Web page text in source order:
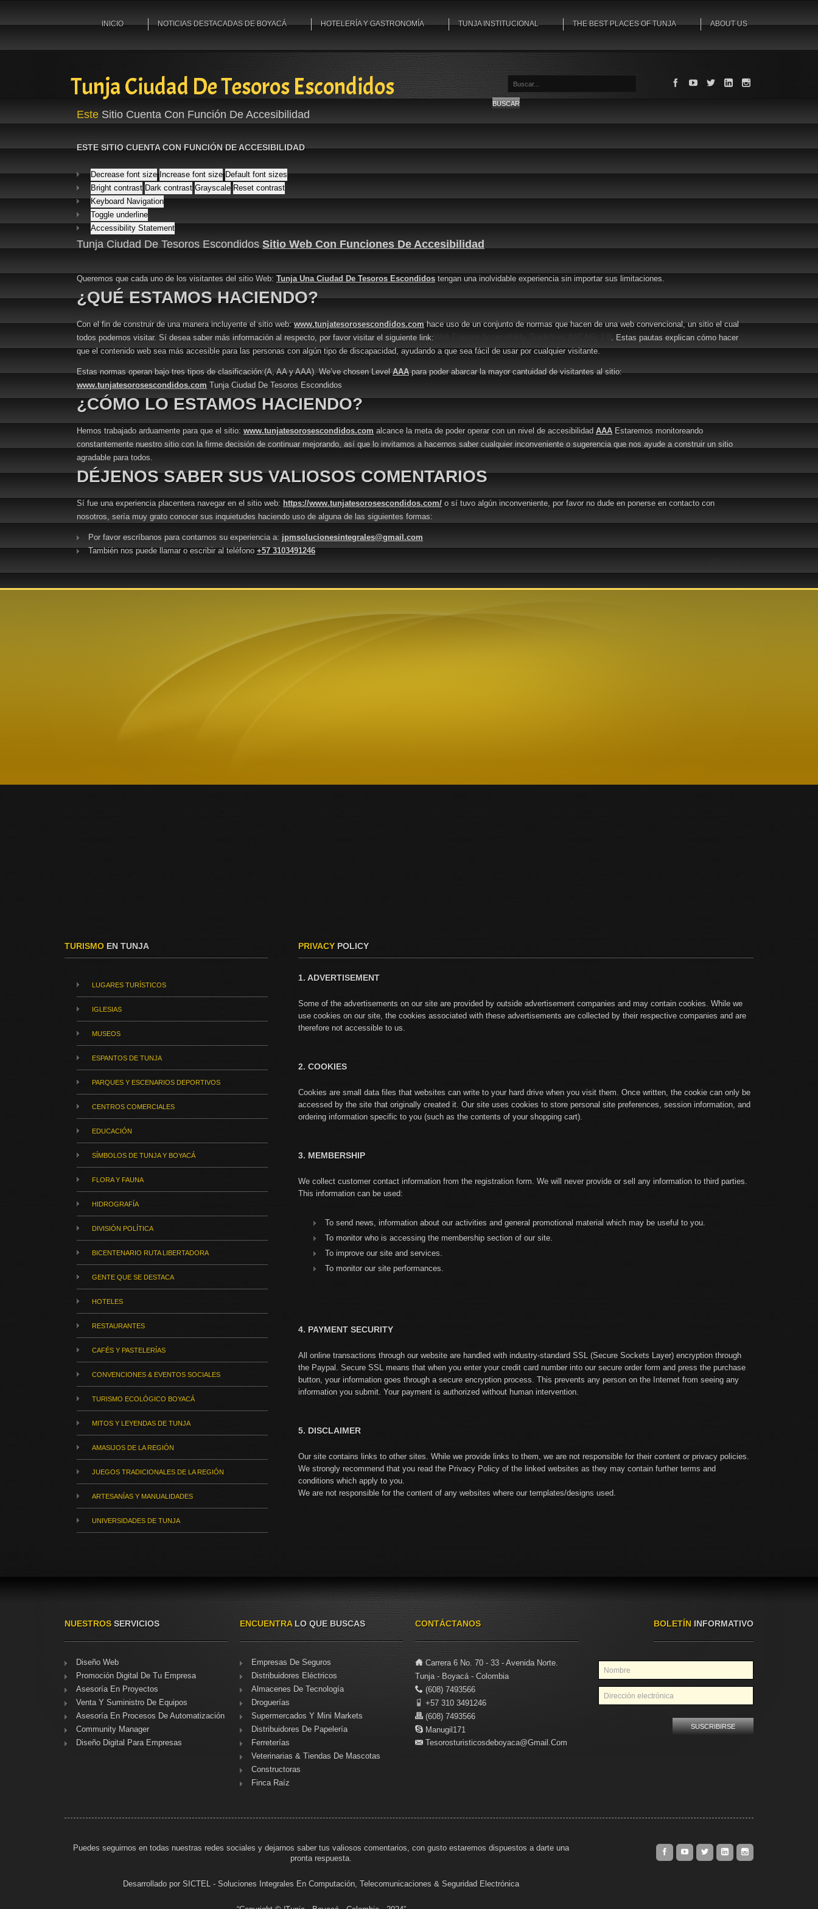
INICIO NOTICIAS DESTACADAS DE BOYACÁ HOTELERÍA Y GASTRONOMÍA TUNJA INSTITUCIONAL THE BEST PLACES OF TUNJA ABOUT US
Buscar...
BUSCAR
Tunja Ciudad De Tesoros Escondidos
Este Sitio Cuenta Con Función De Accesibilidad
ESTE SITIO CUENTA CON FUNCIÓN DE ACCESIBILIDAD
Decrease font size Increase font size Default font sizes
Bright contrast Dark contrast Grayscale Reset contrast
Keyboard Navigation
Toggle underline
Accessibility Statement
Tunja Ciudad De Tesoros Escondidos Sitio Web Con Funciones De Accesibilidad
Queremos que cada uno de los visitantes del sitio Web: Tunja Una Ciudad De Tesoros Escondidos tengan una inolvidable experiencia sin importar sus limitaciones.
¿QUÉ ESTAMOS HACIENDO?
Con el fin de construir de una manera incluyente el sitio web:www.tunjatesorosescondidos.comhace uso de un conjunto de normas que hacen de una web convencional, un sitio el cual
todos podemos visitar. Sí desea saber más información al respecto, por favor visitar el siguiente link:
. Estas pautas explican cómo hacer
que el contenido web sea más accesible para las personas con algún tipo de discapacidad, ayudando a que sea fácil de usar por cualquier visitante.
Estas normas operan bajo tres tipos de clasificación:(A, AA y AAA). We’ve chosen LevelAAApara poder abarcar la mayor cantuidad de visitantes al sitio:
www.tunjatesorosescondidos.com Tunja Ciudad De Tesoros Escondidos
¿CÓMO LO ESTAMOS HACIENDO?
Hemos trabajado arduamente para que el sitio: www.tunjatesorosescondidos.com alcance la meta de poder operar con un nivel de accesibilidad AAA Estaremos monitoreando
constantemente nuestro sitio con la firme decisión de continuar mejorando, así que lo invitamos a hacernos saber cualquier inconveniente o sugerencia que nos ayude a construir un sitio
agradable para todos.
DÉJENOS SABER SUS VALIOSOS COMENTARIOS
Sí fue una experiencia placentera navegar en el sitio web: https://www.tunjatesorosescondidos.com/ o sí tuvo algún inconveniente, por favor no dude en ponerse en contacto con
nosotros, sería muy grato conocer sus inquietudes haciendo uso de alguna de las siguientes formas:
Por favor escríbanos para contarnos su experiencia a: jpmsolucionesintegrales@gmail.com
También nos puede llamar o escribir al teléfono+57 3103491246
TURISMO EN TUNJA
LUGARES TURÍSTICOS
IGLESIAS
MUSEOS
ESPANTOS DE TUNJA
PARQUES Y ESCENARIOS DEPORTIVOS
CENTROS COMERCIALES
EDUCACIÓN
SÍMBOLOS DE TUNJA Y BOYACÁ
FLORA Y FAUNA
HIDROGRAFÍA
DIVISIÓN POLÍTICA
BICENTENARIO RUTA LIBERTADORA
GENTE QUE SE DESTACA
HOTELES
RESTAURANTES
CAFÉS Y PASTELERÍAS
CONVENCIONES & EVENTOS SOCIALES
TURISMO ECOLÓGICO BOYACÁ
MITOS Y LEYENDAS DE TUNJA
AMASIJOS DE LA REGIÓN
JUEGOS TRADICIONALES DE LA REGIÓN
ARTESANÍAS Y MANUALIDADES
UNIVERSIDADES DE TUNJA
PRIVACY POLICY
1. ADVERTISEMENT
Some of the advertisements on our site are provided by outside advertisement companies and may contain cookies. While we
use cookies on our site, the cookies associated with these advertisements are collected by their respective companies and are
therefore not accessible to us.
2. COOKIES
Cookies are small data files that websites can write to your hard drive when you visit them. Once written, the cookie can only be
accessed by the site that originally created it. Our site uses cookies to store personal site preferences, session information, and
ordering information specific to you (such as the contents of your shopping cart).
3. MEMBERSHIP
We collect customer contact information from the registration form. We will never provide or sell any information to third parties.
This information can be used:
To send news, information about our activities and general promotional material which may be useful to you.
To monitor who is accessing the membership section of our site.
To improve our site and services.
To monitor our site performances.
4. PAYMENT SECURITY
All online transactions through our website are handled with industry-standard SSL (Secure Sockets Layer) encryption through
the Paypal. Secure SSL means that when you enter your credit card number into our secure order form and press the purchase
button, your information goes through a secure encryption process. This prevents any person on the Internet from seeing any
information you submit. Your payment is authorized without human intervention.
5. DISCLAIMER
Our site contains links to other sites. While we provide links to them, we are not responsible for their content or privacy policies.
We strongly recommend that you read the Privacy Policy of the linked websites as they may contain further terms and
conditions which apply to you.
We are not responsible for the content of any websites where our templates/designs used.
NUESTROSSERVICIOS
Diseño Web
Promoción Digital De Tu Empresa
Asesoría En Proyectos
Venta Y Suministro De Equipos
Asesoría En Procesos De Automatización
Community Manager
Diseño Digital Para Empresas
ENCUENTRALO QUE BUSCAS
Empresas De Seguros
Distribuidores Eléctricos
Almacenes De Tecnología
Droguerías
Supermercados Y Mini Markets
Distribuidores De Papelería
Ferreterías
Veterinarias & Tiendas De Mascotas
Constructoras
Finca Raíz
CONTÁCTANOS
Carrera 6 No. 70 - 33 - Avenida Norte.
Tunja - Boyacá - Colombia
(608) 7493566
+57 310 3491246
(608) 7493566
Manugil171
Tesorosturisticosdeboyaca@gmail.com
BOLETÍNINFORMATIVO
Puedes seguirnos en todas nuestras redes sociales y dejarnos saber tus valiosos comentarios, con gusto estaremos dispuestos a darte una
pronta respuesta.
Desarrollado por SICTEL - Soluciones Integrales En Computación, Telecomunicaciones & Seguridad Electrónica